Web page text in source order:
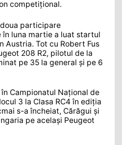
competițional.
participare
luna martie a luat startul
Austria. Tot cu Robert Fus
208 R2, pilotul de la
pe 35 la general și pe 6
Campionatul Național de
3 la Clasa RC4 în ediția
s-a încheiat, Cărăgui și
pe același Peugeot